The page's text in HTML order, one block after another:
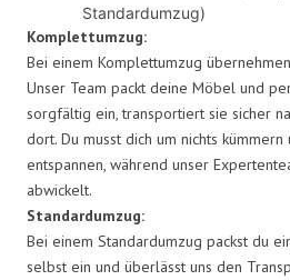
Standardumzug)
Komplettumzug:
Bei einem Komplettumzug
Unser Team packt deine Möbel und
sorgfältig ein, transportiert sie sicher
dort. Du musst dich um nichts kümmern
entspannen, während unser
abwickelt.
Standardumzug:
Bei einem Standardumzug packst du
selbst ein und überlässt uns den